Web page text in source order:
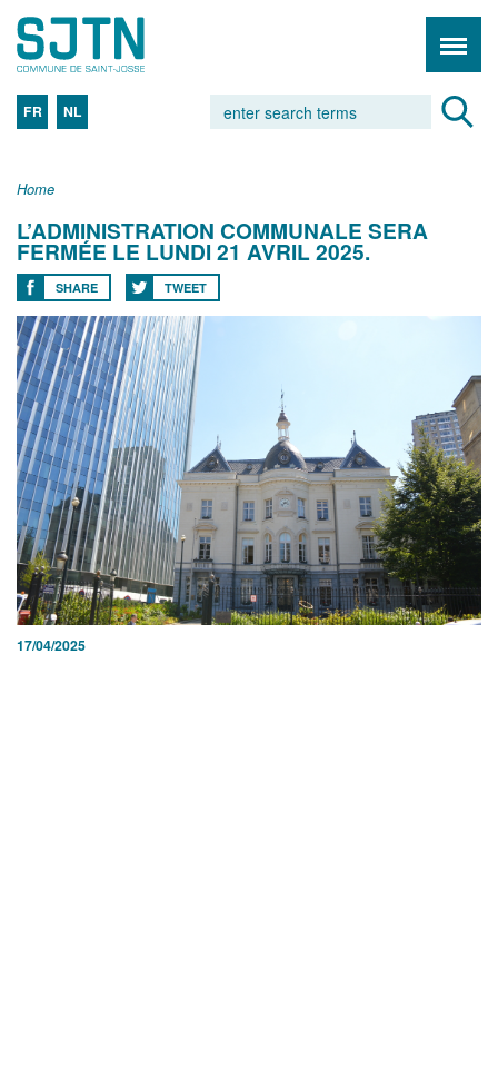
FR NL
Home
L’ADMINISTRATION COMMUNALE SERA
FERMÉE LE LUNDI 21 AVRIL 2025.
SHARE TWEET
17/04/2025